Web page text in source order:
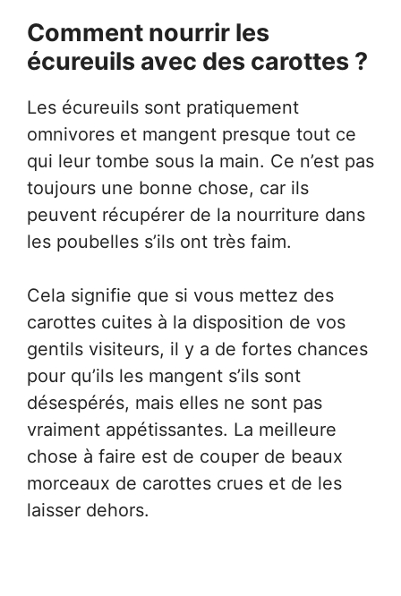
Comment nourrir les
écureuils avec des carottes ?
Les écureuils sont pratiquement
omnivores et mangent presque tout ce
qui leur tombe sous la main. Ce n’est pas
toujours une bonne chose, car ils
peuvent récupérer de la nourriture dans
les poubelles s’ils ont très faim.
Cela signifie que si vous mettez des
carottes cuites à la disposition de vos
gentils visiteurs, il y a de fortes chances
pour qu’ils les mangent s’ils sont
désespérés, mais elles ne sont pas
vraiment appétissantes. La meilleure
chose à faire est de couper de beaux
morceaux de carottes crues et de les
laisser dehors.